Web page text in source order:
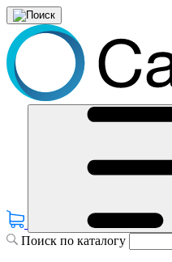
Поиск по каталогу